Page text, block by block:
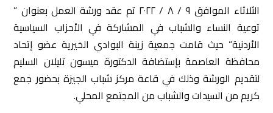
الثلاثاء الموافق ٩ / ٨ / ٢٠٢٢ تم عقد ورشة العمل بعنوان ”
توعية النساء والشباب في المشاركة في الأحزاب السياسية
الأردنية” حيث قامت جمعية زينة البوادي الخيرية عضو إتحاد
محافظة العاصمة بإستضافة الدكتورة ميسون تليلان السليم
لتقديم الورشة وذلك في قاعة مركز شباب الجيزة بحضور جمع
كريم من السيدات والشباب من المجتمع المحلي.